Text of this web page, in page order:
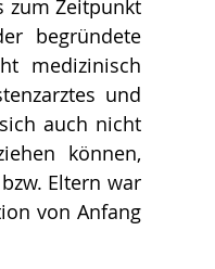
zum Zeitpunkt
begründete
medizinisch
und
auch nicht
können,
Eltern war
von Anfang